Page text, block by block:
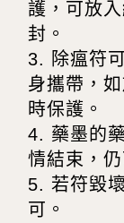
護，可放
封。
3. 除瘟符
身攜帶，
時保護。
4. 藥墨的
情結束，
5. 若符毀
可。